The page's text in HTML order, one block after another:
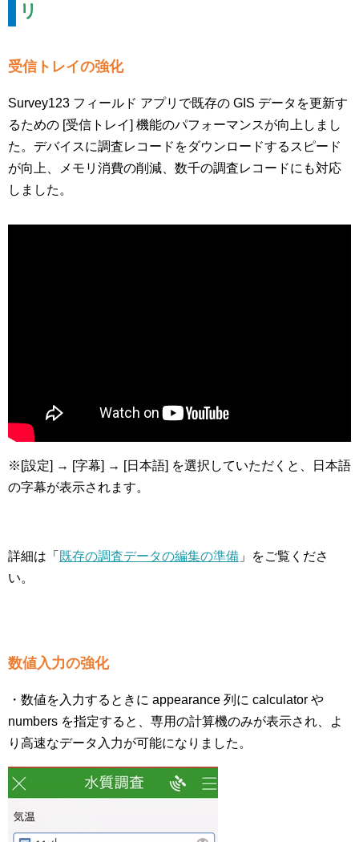
リ
受信トレイの強化
Survey123 フィールド アプリで既存の GIS データを更新す
るための [受信トレイ] 機能のパフォーマンスが向上しまし
た。デバイスに調査レコードをダウンロードするスピード
が向上、メモリ消費の削減、数千の調査レコードにも対応
しました。
※[設定] → [字幕] → [日本語] を選択していただくと、日本語
の字幕が表示されます。
詳細は「 既存の調査データの編集の準備 」をご覧くださ
い。
数値入力の強化
・数値を入力するときに appearance 列に calculator や
numbers を指定すると、専用の計算機のみが表示され、よ
り高速なデータ入力が可能になりました。